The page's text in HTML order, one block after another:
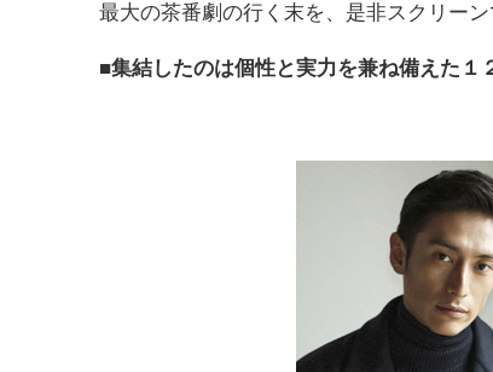
最大の茶番劇の行く末を、是非スクリーン
■集結したのは個性と実力を兼ね備えた１